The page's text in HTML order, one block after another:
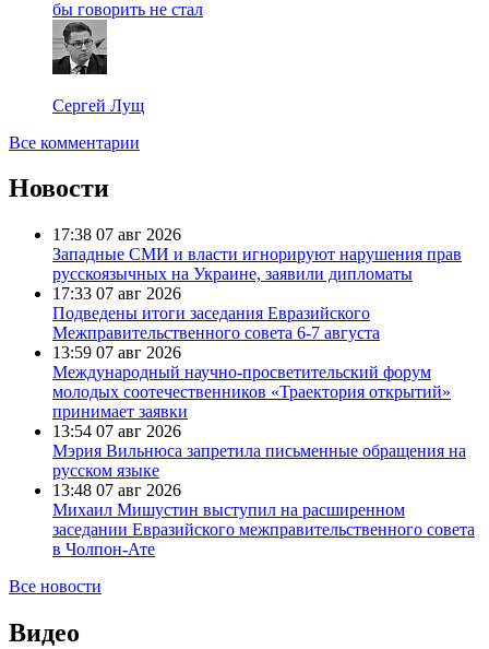
бы говорить не стал
Сергей Лущ
Все комментарии
Новости
17:38 07 авг 2026
Западные СМИ и власти игнорируют нарушения прав
русскоязычных на Украине, заявили дипломаты
17:33 07 авг 2026
Подведены итоги заседания Евразийского
Межправительственного совета 6-7 августа
13:59 07 авг 2026
Международный научно-просветительский форум
молодых соотечественников «Траектория открытий»
принимает заявки
13:54 07 авг 2026
Мэрия Вильнюса запретила письменные обращения на
русском языке
13:48 07 авг 2026
Михаил Мишустин выступил на расширенном
заседании Евразийского межправительственного совета
в Чолпон-Ате
Все новости
Видео